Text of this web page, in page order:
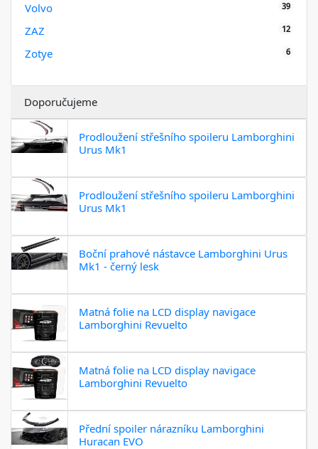
Volvo 39
ZAZ 12
Zotye 6
Doporučujeme
Prodloužení střešního spoileru Lamborghini
Urus Mk1
Prodloužení střešního spoileru Lamborghini
Urus Mk1
Boční prahové nástavce Lamborghini Urus
Mk1 - černý lesk
Matná folie na LCD display navigace
Lamborghini Revuelto
Matná folie na LCD display navigace
Lamborghini Revuelto
Přední spoiler nárazníku Lamborghini
Huracan EVO